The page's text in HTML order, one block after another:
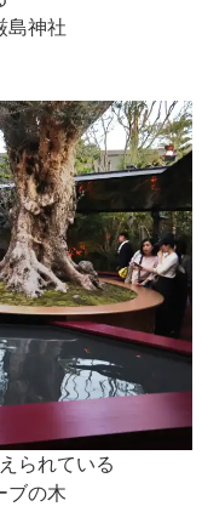
島神社
られている
ブの木